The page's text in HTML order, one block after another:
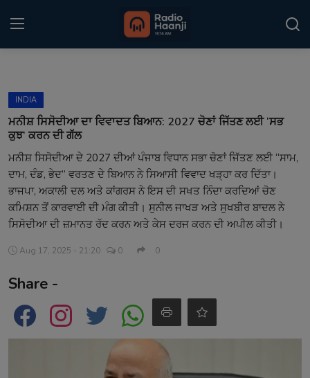
Home
Punjabi Podcast
Kitaab Kahani
Gallery
Contact
INDIA
ਮਨੀਸ਼ ਸਿਸੋਦੀਆ ਦਾ ਵਿਵਾਦਤ ਬਿਆਨ: 2027 ਚੋਣਾਂ ਜਿੱਤਣ ਲਈ ‘ਸਭ
ਕੁਝ’ ਕਰਨ ਦੀ ਗੱਲ
ਮਨੀਸ਼ ਸਿਸੋਦੀਆ ਦੇ 2027 ਦੀਆਂ ਪੰਜਾਬ ਵਿਧਾਨ ਸਭਾ ਚੋਣਾਂ ਜਿੱਤਣ ਲਈ “ਸਾਮ,
ਦਾਮ, ਦੰਡ, ਭੇਦ” ਵਰਤਣ ਦੇ ਬਿਆਨ ਨੇ ਸਿਆਸੀ ਵਿਵਾਦ ਖੜ੍ਹਾ ਕਰ ਦਿੱਤਾ।
ਭਾਜਪਾ, ਅਕਾਲੀ ਦਲ ਅਤੇ ਕਾਂਗਰਸ ਨੇ ਇਸ ਦੀ ਸਖਤ ਨਿੰਦਾ ਕਰਦਿਆਂ ਚੋਣ
ਕਮਿਸ਼ਨ ਤੋਂ ਕਾਰਵਾਈ ਦੀ ਮੰਗ ਕੀਤੀ। ਸੁਨੀਲ ਜਾਖੜ ਅਤੇ ਸੁਖਬੀਰ ਬਾਦਲ ਨੇ
ਸਿਸੋਦੀਆ ਦੀ ਜ਼ਮਾਨਤ ਰੱਦ ਕਰਨ ਅਤੇ ਕੇਸ ਦਰਜ ਕਰਨ ਦੀ ਅਪੀਲ ਕੀਤੀ।
Aug 17, 2025 - 21:20 0 0
Share -